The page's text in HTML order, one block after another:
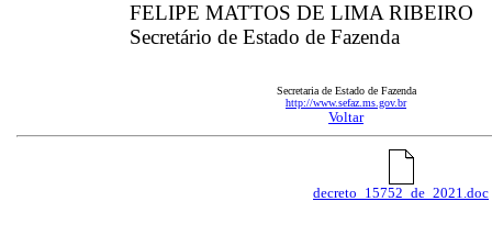
FELIPE MATTOS DE LIMA RIBEIRO
Secretário de Estado de Fazenda
Secretaria de Estado de Fazenda
http://www.sefaz.ms.gov.br
Voltar
decreto_15752_de_2021.doc